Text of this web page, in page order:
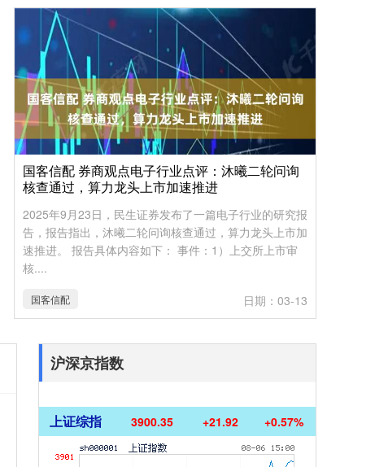
国客信配 券商观点电子行业点评：沐曦二轮问询
核查通过，算力龙头上市加速推进
2025年9月23日，民生证券发布了一篇电子行业的研究报
告，报告指出，沐曦二轮问询核查通过，算力龙头上市加
速推进。 报告具体内容如下： 事件：1）上交所上市审
核....
国客信配 日期：03-13
沪深京指数
上证综指 3900.35 +21.92 +0.57%